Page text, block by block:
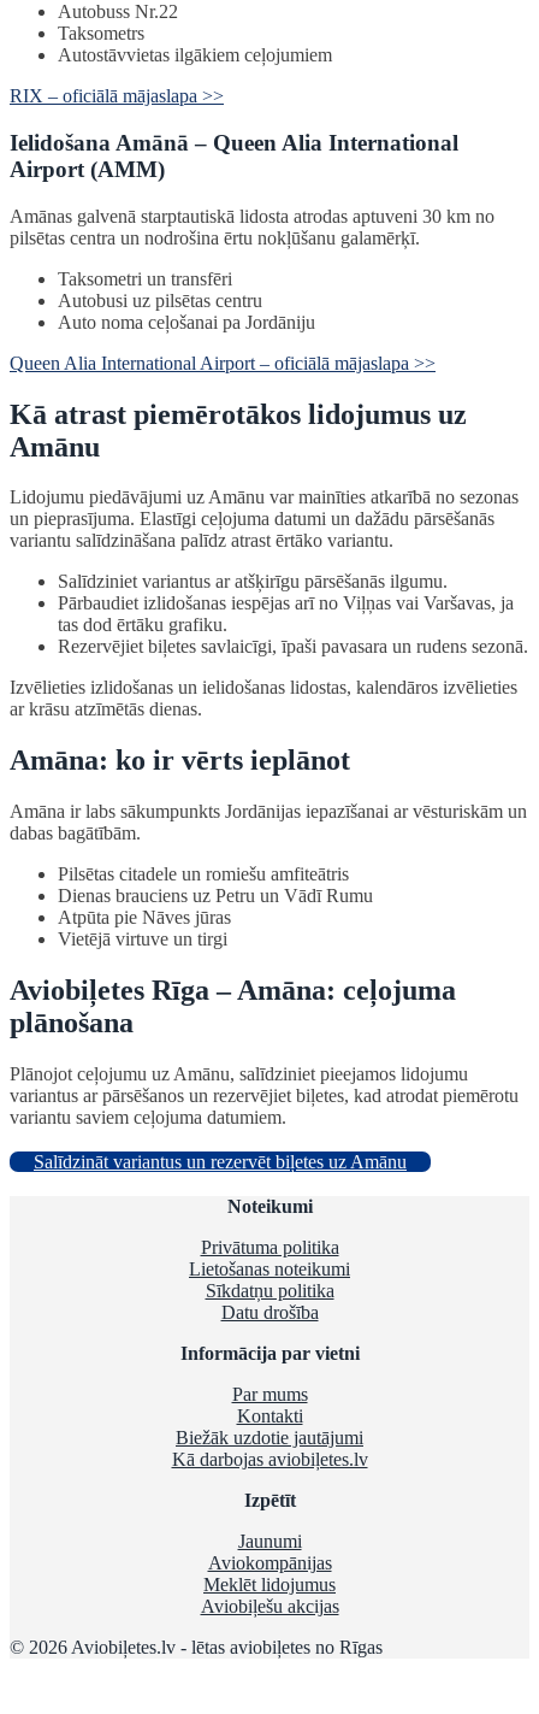
Autobuss Nr.22
Taksometrs
Autostāvvietas ilgākiem ceļojumiem
RIX – oficiālā mājaslapa >>
Ielidošana Amānā – Queen Alia International
Airport (AMM)
Amānas galvenā starptautiskā lidosta atrodas aptuveni 30 km no
pilsētas centra un nodrošina ērtu nokļūšanu galamērķī.
Taksometri un transfēri
Autobusi uz pilsētas centru
Auto noma ceļošanai pa Jordāniju
Queen Alia International Airport – oficiālā mājaslapa >>
Kā atrast piemērotākos lidojumus uz
Amānu
Lidojumu piedāvājumi uz Amānu var mainīties atkarībā no sezonas
un pieprasījuma. Elastīgi ceļojuma datumi un dažādu pārsēšanās
variantu salīdzināšana palīdz atrast ērtāko variantu.
Salīdziniet variantus ar atšķirīgu pārsēšanās ilgumu.
Pārbaudiet izlidošanas iespējas arī no Viļņas vai Varšavas, ja
tas dod ērtāku grafiku.
Rezervējiet biļetes savlaicīgi, īpaši pavasara un rudens sezonā.
Izvēlieties izlidošanas un ielidošanas lidostas, kalendāros izvēlieties
ar krāsu atzīmētās dienas.
Amāna: ko ir vērts ieplānot
Amāna ir labs sākumpunkts Jordānijas iepazīšanai ar vēsturiskām un
dabas bagātībām.
Pilsētas citadele un romiešu amfiteātris
Dienas brauciens uz Petru un Vādī Rumu
Atpūta pie Nāves jūras
Vietējā virtuve un tirgi
Aviobiļetes Rīga – Amāna: ceļojuma
plānošana
Plānojot ceļojumu uz Amānu, salīdziniet pieejamos lidojumu
variantus ar pārsēšanos un rezervējiet biļetes, kad atrodat piemērotu
variantu saviem ceļojuma datumiem.
Salīdzināt variantus un rezervēt biļetes uz Amānu
Noteikumi
Privātuma politika
Lietošanas noteikumi
Sīkdatņu politika
Datu drošība
Informācija par vietni
Par mums
Kontakti
Biežāk uzdotie jautājumi
Kā darbojas aviobiļetes.lv
Izpētīt
Jaunumi
Aviokompānijas
Meklēt lidojumus
Aviobiļešu akcijas
© 2026 Aviobiļetes.lv - lētas aviobiļetes no Rīgas